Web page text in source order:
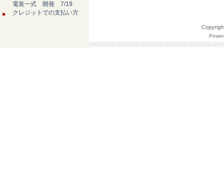
電装一式 開発 7/19
クレジットでの支払い方